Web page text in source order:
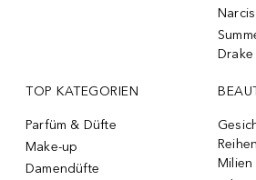
Drake
TOP KATEGORIEN
Parfüm & Düfte
Make-up
Damendüfte
Milien